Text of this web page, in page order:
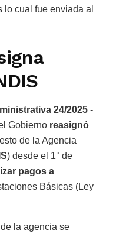
cual fue enviada al
24/2025 -
Gobierno reasignó
de la Agencia
) desde el 1° de
pagos a
Básicas (Ley
la agencia se